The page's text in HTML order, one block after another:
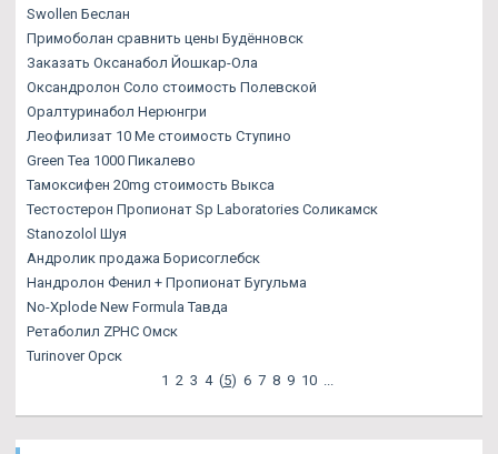
Swollen Беслан
Примоболан сравнить цены Будённовск
Заказать Оксанабол Йошкар-Ола
Оксандролон Соло стоимость Полевской
Оралтуринабол Нерюнгри
Леофилизат 10 Me стоимость Ступино
Green Tea 1000 Пикалево
Тамоксифен 20mg стоимость Выкса
Тестостерон Пропионат Sp Laboratories Соликамск
Stanozolol Шуя
Андролик продажа Борисоглебск
Нандролон Фенил + Пропионат Бугульма
No-Xplode New Formula Тавда
Ретаболил ZPHC Омск
Turinover Орск
1 2 3 4 (5) 6 7 8 9 10 ...